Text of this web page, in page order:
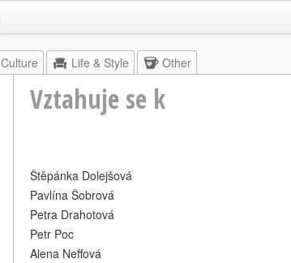
Culture Life & Style Other
Vztahuje se k
Štěpánka Dolejšová
Pavlína Šobrová
Petra Drahotová
Petr Poc
Alena Neffová